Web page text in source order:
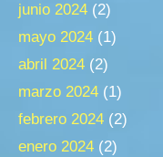
junio 2024 (2)
mayo 2024 (1)
abril 2024 (2)
marzo 2024 (1)
febrero 2024 (2)
enero 2024 (2)